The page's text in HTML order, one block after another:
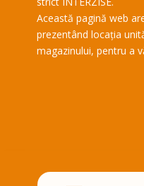
Această pagină web
prezentând locația
magazinului, pentru a